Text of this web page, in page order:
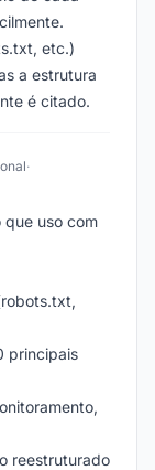
etc.)
a estrutura
é citado.
·
uso com
principais
reestruturado